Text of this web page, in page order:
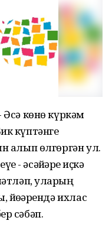
көнө күркәм
күптәнге
алып өлгөргән ул.
әсәйҙәрҙе иҫкә
уларҙың
ихлас
сәбәп.